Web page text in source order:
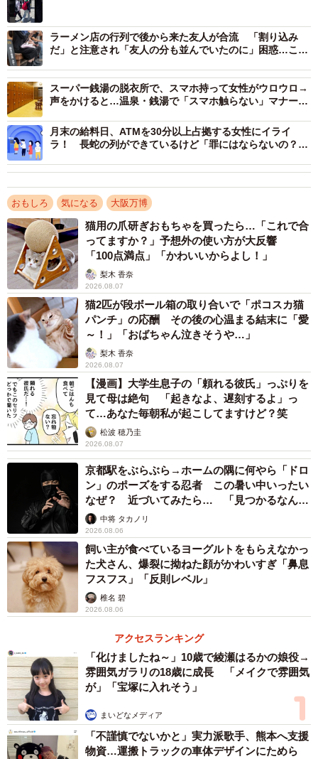
ラーメン店の行列で後から来た友人が合流 「割り込み
だ」と注意され「友人の分も並んでいたのに」困惑…この
スーパー銭湯の脱衣所で、スマホ持って女性がウロウロ→
声をかけると…温泉・銭湯で「スマホ触らない」マナー知
月末の給料日、ATMを30分以上占拠する女性にイライ
ラ！ 長蛇の列ができているけど「罪にはならないの？」
おもしろ 気になる 大阪万博
猫用の爪研ぎおもちゃを買ったら…「これで合
ってますか？」予想外の使い方が大反響
「100点満点」「かわいいからよし！」
梨木 香奈
2026.08.07
猫2匹が段ボール箱の取り合いで「ポコスカ猫
パンチ」の応酬 その後の心温まる結末に「愛
～！」「おばちゃん泣きそうや…」
梨木 香奈
2026.08.07
【漫画】大学生息子の「頼れる彼氏」っぷりを
見て母は絶句 「起きなよ、遅刻するよ」っ
て…あなた毎朝私が起こしてますけど？笑
松波 穂乃圭
2026.08.07
京都駅をぶらぶら→ホームの隅に何やら「ドロ
ン」のポーズをする忍者 この暑い中いったい
なぜ？ 近づいてみたら… 「見つかるなんて
未熟」中将 タカノリ
2026.08.06
飼い主が食べているヨーグルトをもらえなかっ
た犬さん、爆裂に拗ねた顔がかわいすぎ「鼻息
フスフス」「反則レベル」
椎名 碧
2026.08.06
アクセスランキング
「化けましたね～」10歳で綾瀬はるかの娘役→
雰囲気ガラリの18歳に成長 「メイクで雰囲気
が」「宝塚に入れそう」
まいどなメディア
「不謹慎でないかと」実力派歌手、熊本へ支援
物資…運搬トラックの車体デザインにためら